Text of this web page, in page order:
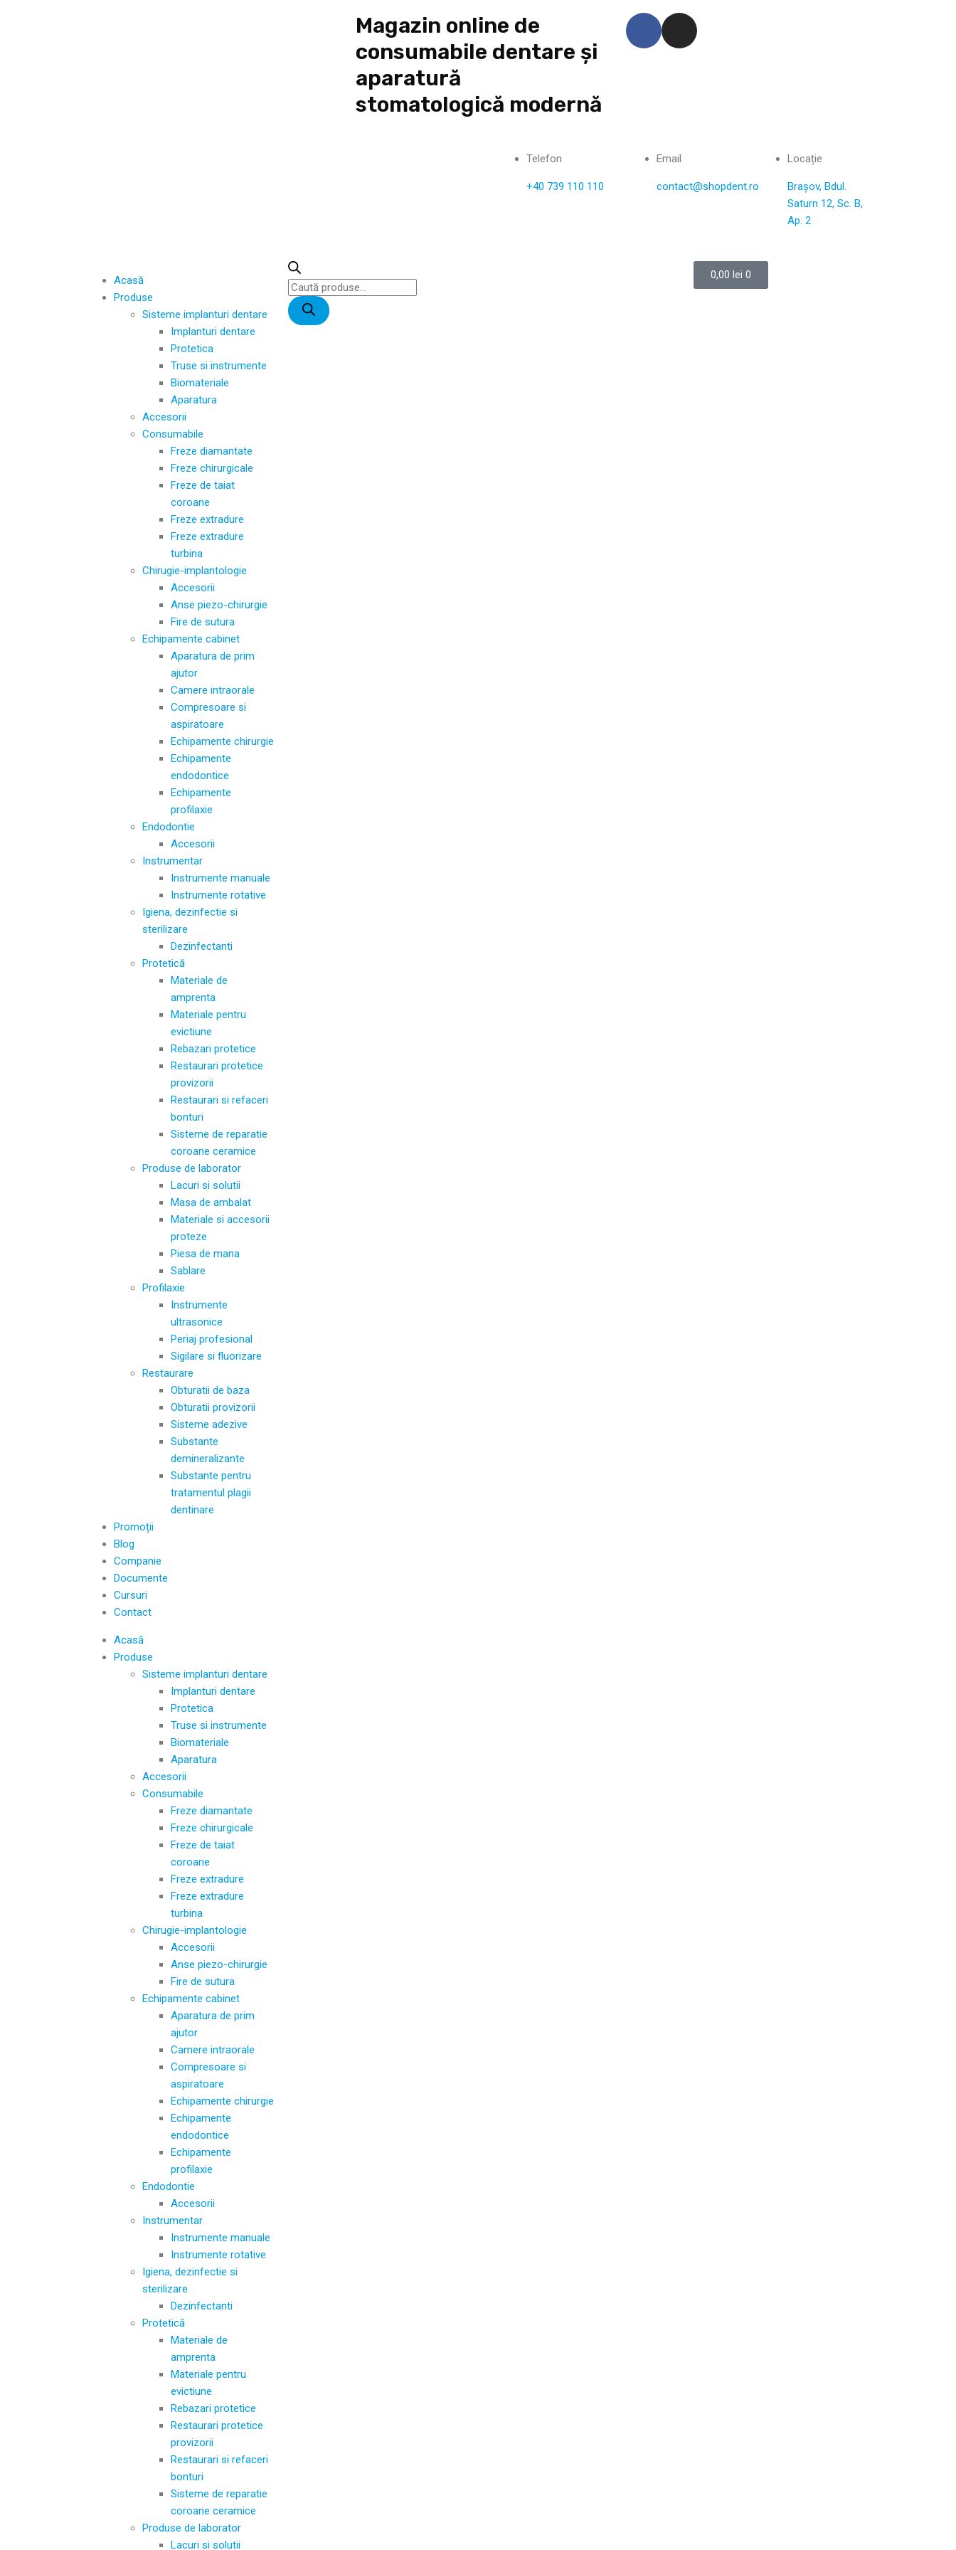
Magazin online de
consumabile dentare și
aparatură
stomatologică modernă
Telefon
+40 739 110 110
Email
contact@shopdent.ro
Locație
Brașov, Bdul.
Saturn 12, Sc. B,
Ap. 2
Acasă
Produse
Sisteme implanturi dentare
Implanturi dentare
Protetica
Truse si instrumente
Biomateriale
Aparatura
Accesorii
Consumabile
Freze diamantate
Freze chirurgicale
Freze de taiat
coroane
Freze extradure
Freze extradure
turbina
Chirugie-implantologie
Accesorii
Anse piezo-chirurgie
Fire de sutura
Echipamente cabinet
Aparatura de prim
ajutor
Camere intraorale
Compresoare si
aspiratoare
Echipamente chirurgie
Echipamente
endodontice
Echipamente
profilaxie
Endodontie
Accesorii
Instrumentar
Instrumente manuale
Instrumente rotative
Igiena, dezinfectie si
sterilizare
Dezinfectanti
Protetică
Materiale de
amprenta
Materiale pentru
evictiune
Rebazari protetice
Restaurari protetice
provizorii
Restaurari si refaceri
bonturi
Sisteme de reparatie
coroane ceramice
Produse de laborator
Lacuri si solutii
Masa de ambalat
Materiale si accesorii
proteze
Piesa de mana
Sablare
Profilaxie
Instrumente
ultrasonice
Periaj profesional
Sigilare si fluorizare
Restaurare
Obturatii de baza
Obturatii provizorii
Sisteme adezive
Substante
demineralizante
Substante pentru
tratamentul plagii
dentinare
Promoții
Blog
Companie
Documente
Cursuri
Contact
Acasă
Produse
Sisteme implanturi dentare
Implanturi dentare
Protetica
Truse si instrumente
Biomateriale
Aparatura
Accesorii
Consumabile
Freze diamantate
Freze chirurgicale
Freze de taiat
coroane
Freze extradure
Freze extradure
turbina
Chirugie-implantologie
Accesorii
Anse piezo-chirurgie
Fire de sutura
Echipamente cabinet
Aparatura de prim
ajutor
Camere intraorale
Compresoare si
aspiratoare
Echipamente chirurgie
Echipamente
endodontice
Echipamente
profilaxie
Endodontie
Accesorii
Instrumentar
Instrumente manuale
Instrumente rotative
Igiena, dezinfectie si
sterilizare
Dezinfectanti
Protetică
Materiale de
amprenta
Materiale pentru
evictiune
Rebazari protetice
Restaurari protetice
provizorii
Restaurari si refaceri
bonturi
Sisteme de reparatie
coroane ceramice
Produse de laborator
Lacuri si solutii
0,00 lei 0